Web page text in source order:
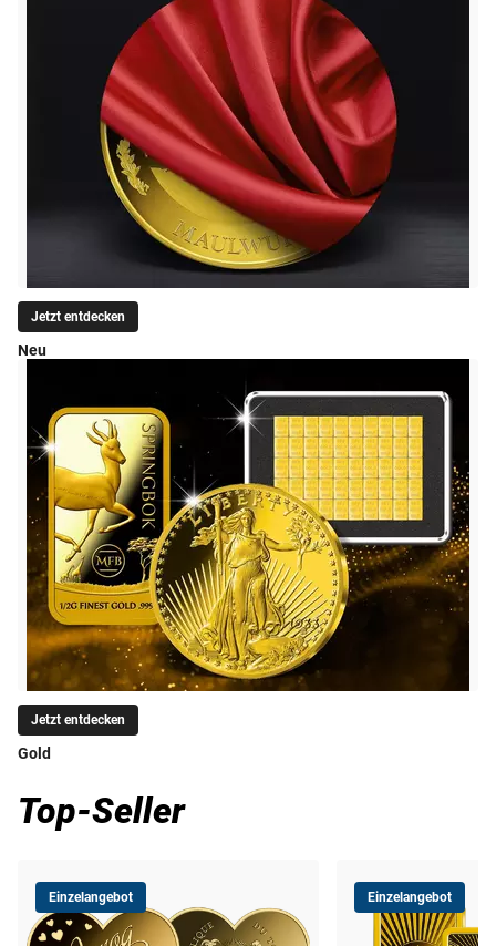
Jetzt entdecken
Neu
Jetzt entdecken
Gold
Top-Seller
Einzelangebot Einzelangebot